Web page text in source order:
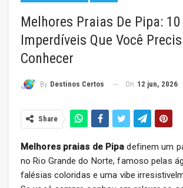
Melhores Praias De Pipa: 10
Imperdíveis Que Você
Conhecer
By Destinos Certos On 12 jun, 2026
Share
Melhores praias de Pipa definem um
no Rio Grande do Norte, famoso pelas
falésias coloridas e uma vibe